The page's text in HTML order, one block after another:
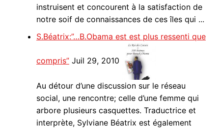
instruisent et concourent à la satisfaction de
notre soif de connaissances de ces îles qui ...
S.Béatrix:”…B.Obama est est plus ressenti que
compris”Juil 29, 2010
Au détour d’une discussion sur le réseau
social, une rencontre; celle d’une femme qui
arbore plusieurs casquettes. Traductrice et
interprète, Sylviane Béatrix est également